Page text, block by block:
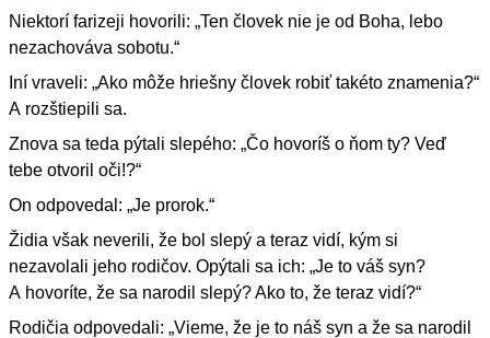
Niektorí farizeji hovorili: „Ten človek nie je od Boha, lebo
nezachováva sobotu.“
Iní vraveli: „Ako môže hriešny človek robiť takéto znamenia?“
A rozštiepili sa.
Znova sa teda pýtali slepého: „Čo hovoríš o ňom ty? Veď
tebe otvoril oči!?“
On odpovedal: „Je prorok.“
Židia však neverili, že bol slepý a teraz vidí, kým si
nezavolali jeho rodičov. Opýtali sa ich: „Je to váš syn?
A hovoríte, že sa narodil slepý? Ako to, že teraz vidí?“
Rodičia odpovedali: „Vieme, že je to náš syn a že sa narodil